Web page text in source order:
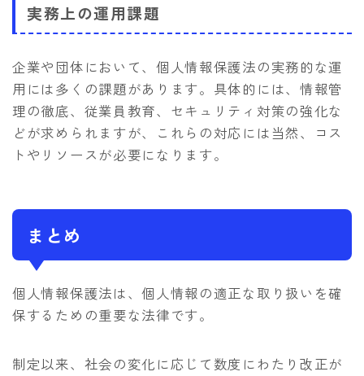
実務上の運用課題
企業や団体において、個人情報保護法の実務的な運
用には多くの課題があります。具体的には、情報管
理の徹底、従業員教育、セキュリティ対策の強化な
どが求められますが、これらの対応には当然、コス
トやリソースが必要になります。
まとめ
個人情報保護法は、個人情報の適正な取り扱いを確
保するための重要な法律です。
制定以来、社会の変化に応じて数度にわたり改正が